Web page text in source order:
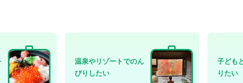
温泉やリゾートでのん
びりしたい
子ども
りたい